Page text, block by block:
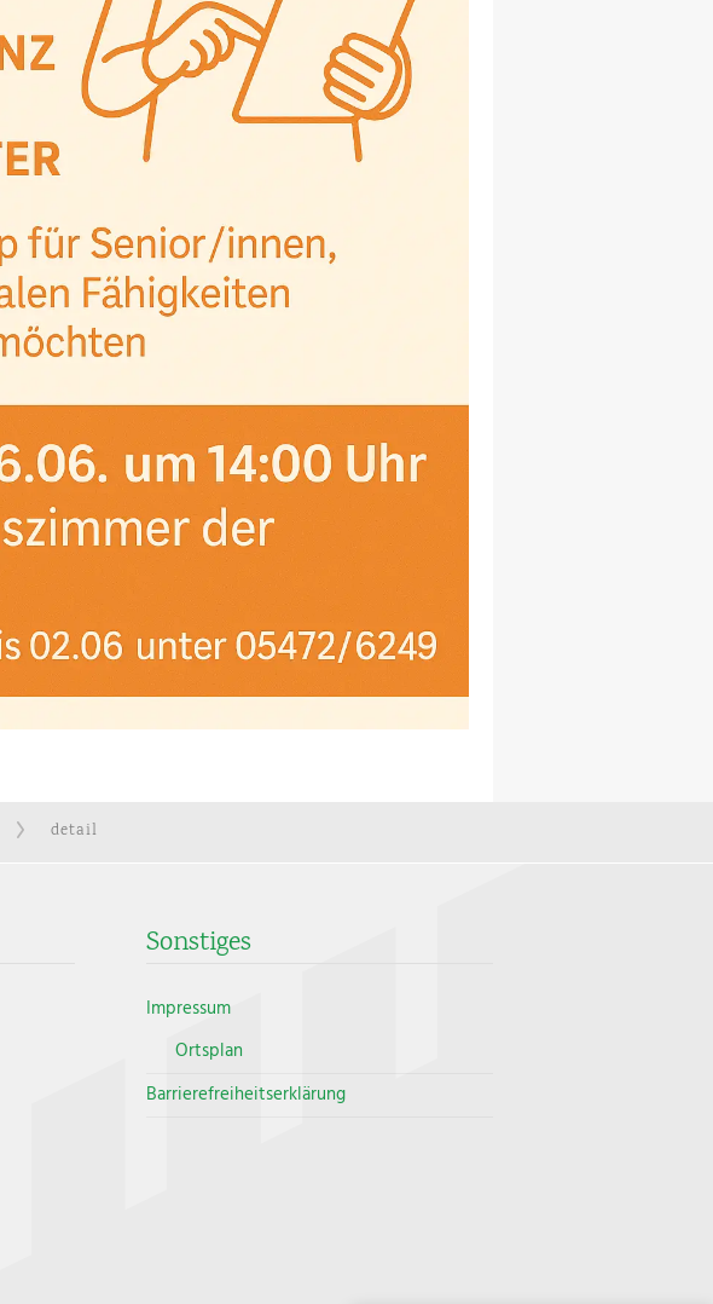
detail
Sonstiges
Impressum
Ortsplan
Barrierefreiheitserklärung